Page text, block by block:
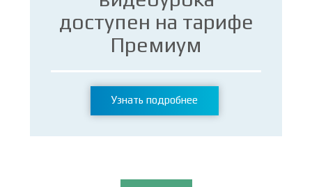
доступен на тарифе
Премиум
Узнать подробнее